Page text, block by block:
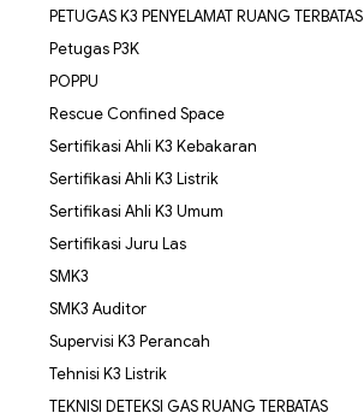
PETUGAS K3 PENYELAMAT RUANG TERBATAS
Petugas P3K
POPPU
Rescue Confined Space
Sertifikasi Ahli K3 Kebakaran
Sertifikasi Ahli K3 Listrik
Sertifikasi Ahli K3 Umum
Sertifikasi Juru Las
SMK3
SMK3 Auditor
Supervisi K3 Perancah
Tehnisi K3 Listrik
TEKNISI DETEKSI GAS RUANG TERBATAS